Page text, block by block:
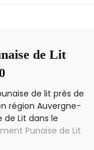
de Lit
de lit près de
région Auvergne-
de Lit dans le
Punaise de Lit